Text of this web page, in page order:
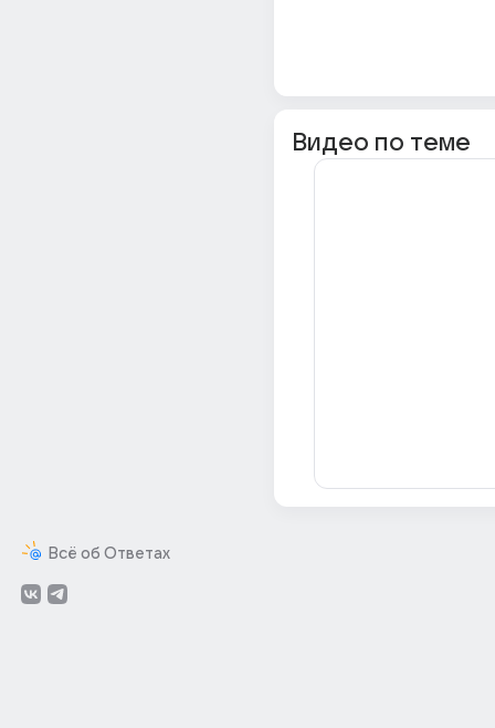
Всё об Ответах
Видео по теме